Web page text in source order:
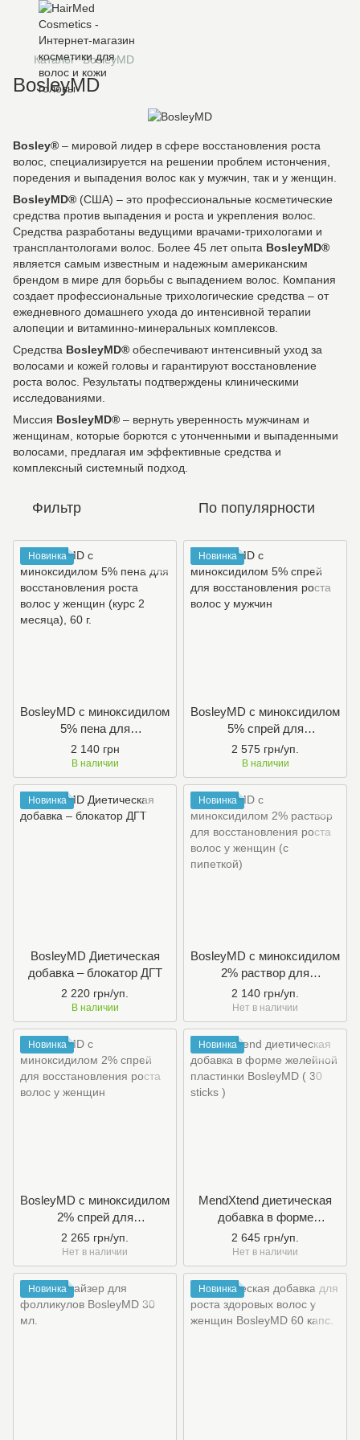
Каталог BosleyMD
BosleyMD
Bosley® – мировой лидер в сфере восстановления роста
волос, специализируется на решении проблем истончения,
поредения и выпадения волос как у мужчин, так и у женщин.
BosleyMD® (США) – это профессиональные косметические
средства против выпадения и роста и укрепления волос.
Средства разработаны ведущими врачами-трихологами и
трансплантологами волос. Более 45 лет опыта BosleyMD®
является самым известным и надежным американским
брендом в мире для борьбы с выпадением волос. Компания
создает профессиональные трихологические средства – от
ежедневного домашнего ухода до интенсивной терапии
алопеции и витаминно-минеральных комплексов.
Средства BosleyMD® обеспечивают интенсивный уход за
волосами и кожей головы и гарантируют восстановление
роста волос. Результаты подтверждены клиническими
исследованиями.
Миссия BosleyMD® – вернуть уверенность мужчинам и
женщинам, которые борются с утонченными и выпаденными
волосами, предлагая им эффективные средства и
комплексный системный подход.
Фильтр По популярности
Новинка
BosleyMD с миноксидилом
5% пена для
восстановления роста
волос у женщин (курс 2
месяца)
2 140 грн
В наличии
Новинка
BosleyMD с миноксидилом
5% cпрей для
восстановления роста
волос у мужчин
2 575 грн/уп.
В наличии
Новинка
BosleyMD Диетическая
добавка – блокатор ДГТ
2 220 грн/уп.
В наличии
Новинка
BosleyMD с миноксидилом
2% раствор для
восстановления роста
волос у женщин (с
пипеткой)
2 140 грн/уп.
Нет в наличии
Новинка
BosleyMD с миноксидилом
2% спрей для
восстановления роста
волос у женщин
2 265 грн/уп.
Нет в наличии
Новинка
MendXtend диетическая
добавка в форме
желейной пластинки
BosleyMD ( 30 sticks )
2 645 грн/уп.
Нет в наличии
Новинка Новинка